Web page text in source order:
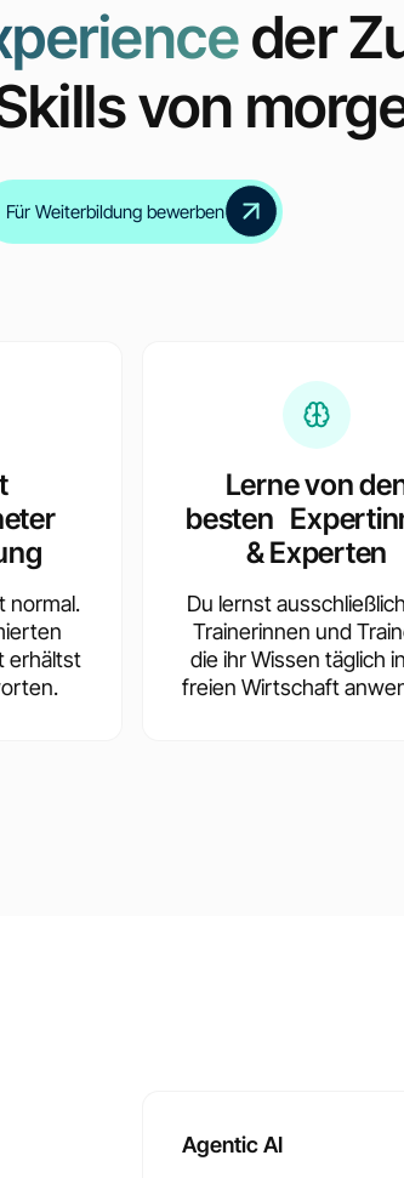
Inklusive Zertifikate
für alle Zwischenmodule
der
von
Für Weiterbildung bewerben
normal.
erhältst
Lerne von
besten
& Experten
Du lernst
Trainerinnen und
die ihr Wissen täglich
freien Wirtschaft
Agentic AI